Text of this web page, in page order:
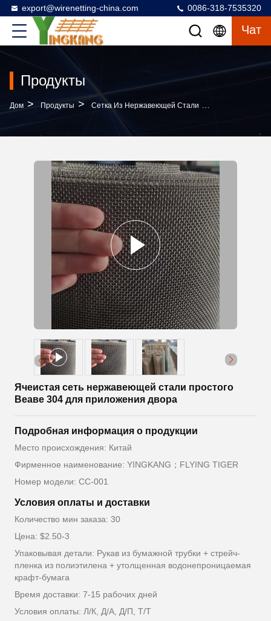
export@wirenetting-china.com 0086-318-7535320
Чат
Продукты
Дом > Продукты > Сетка Из Нержавеющей Стали >
Ячеистая сеть нержавеющей стали простого
Веаве 304 для приложения двора
Подробная информация о продукции
Место происхождения: Китай
Фирменное наименование: YINGKANG；FLYING TIGER
Номер модели: СС-001
Условия оплаты и доставки
Количество мин заказа: 30
Цена: $2.50-3
Упаковывая детали: Рукав из бумажной трубки + стрейч-
пленка из полиэтилена + утолщенная водонепроницаемая
крафт-бумага
Время доставки: 7-15 рабочих дней
Условия оплаты: Л/К, Д/А, Д/П, Т/Т